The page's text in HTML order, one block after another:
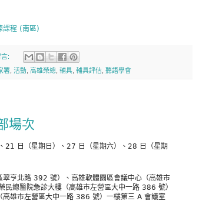
課程 (南區)
:
署 活動 高雄榮總 輔具 輔具評估 聽語學會
場次
日（星期日）、27 日（星期六）、28 日（星期
亨北路 392 號）、高雄軟體園區會議中心（高雄市
總醫院急診大樓（高雄市左營區大中一路 386 號）
高雄市左營區大中一路 386 號）一樓第三 A 會議室